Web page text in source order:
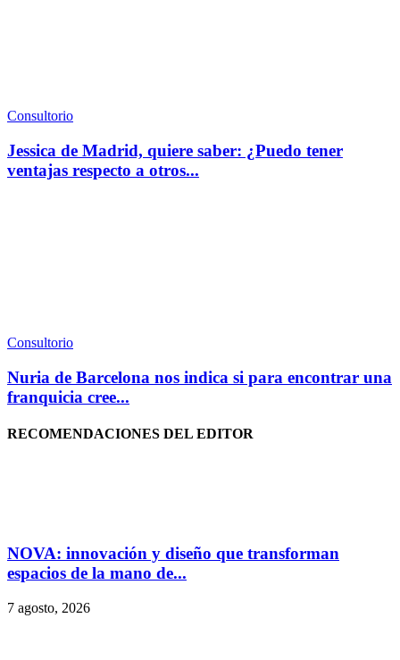
Consultorio
Jessica de Madrid, quiere saber: ¿Puedo tener
ventajas respecto a otros...
Consultorio
Nuria de Barcelona nos indica si para encontrar una
franquicia cree...
RECOMENDACIONES DEL EDITOR
NOVA: innovación y diseño que transforman
espacios de la mano de...
7 agosto, 2026